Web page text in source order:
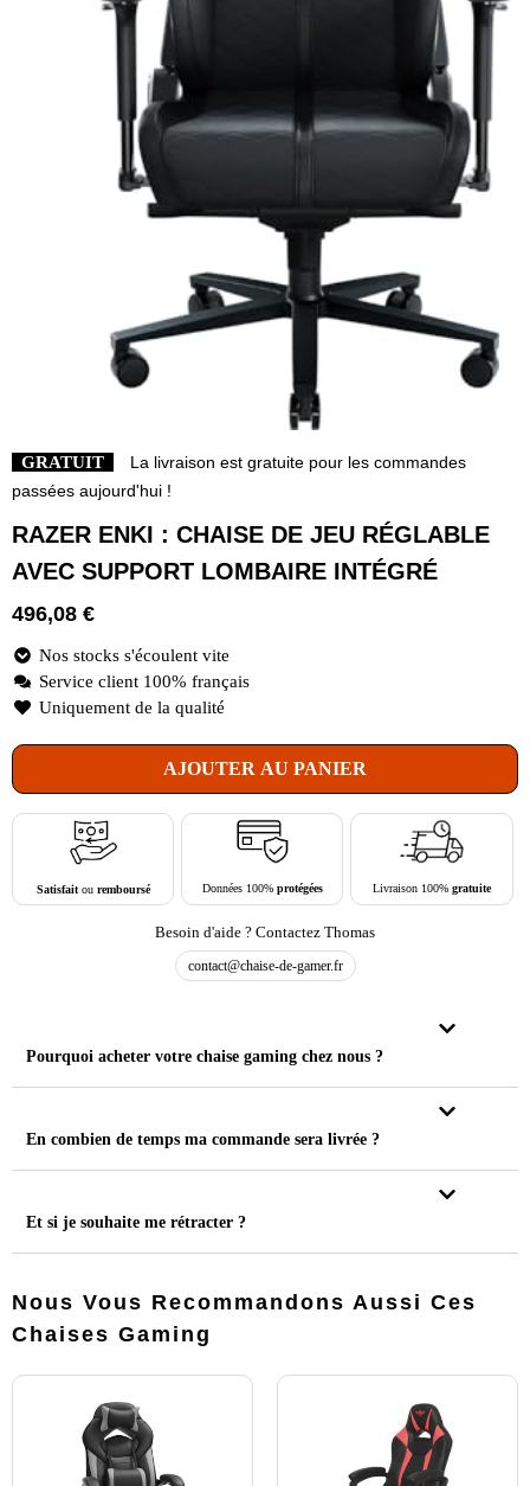
GRATUIT
La livraison est gratuite pour les commandes
passées aujourd'hui !
RAZER ENKI : CHAISE DE JEU RÉGLABLE
AVEC SUPPORT LOMBAIRE INTÉGRÉ
496,08 €
Nos stocks s'écoulent vite
Service client 100% français
Uniquement de la qualité
AJOUTER AU PANIER
Satisfaitou remboursé Données 100% protégées Livraison 100%gratuite
Besoin d'aide ? Contactez Thomas
contact@chaise-de-gamer.fr
Pourquoi acheter votre chaise gaming chez nous ?
En combien de temps ma commande sera livrée ?
Et si je souhaite me rétracter ?
Nous Vous Recommandons Aussi Ces
Chaises Gaming